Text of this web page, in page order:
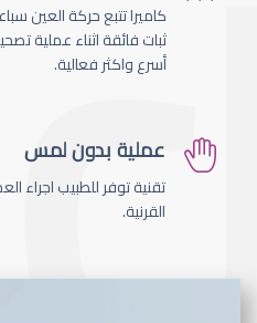
ثبات فائقة اثناء عملية
أسرع واكثر فعالية.
عملية بدون لمس
تقنية توفر للطبيب اجراء
القرنية.